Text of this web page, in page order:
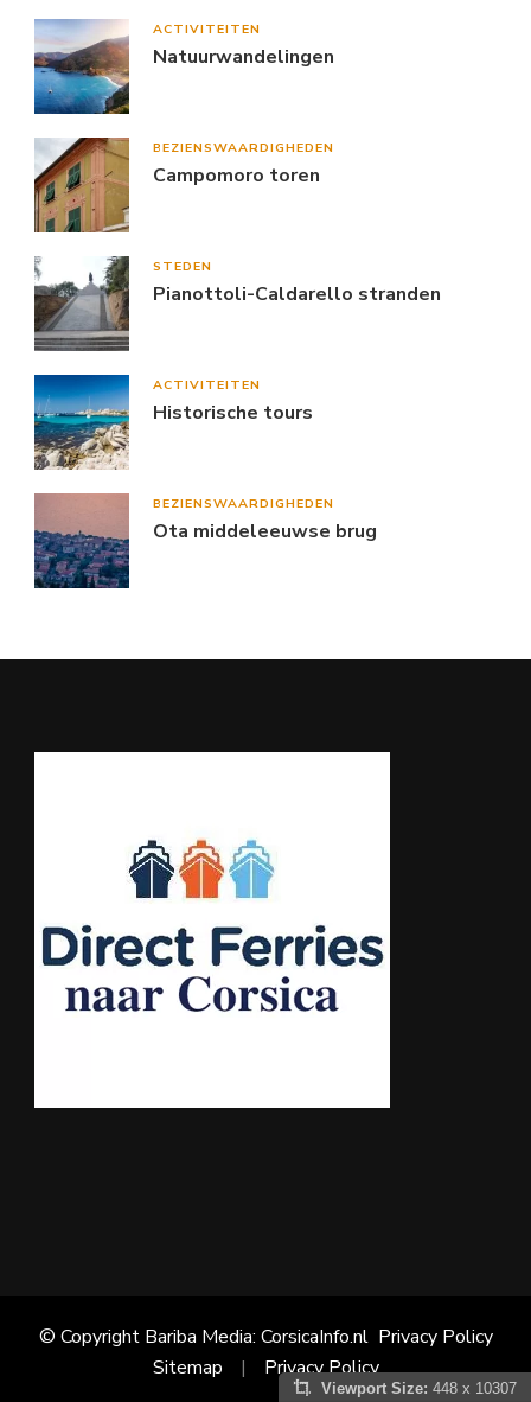
ACTIVITEITEN
Natuurwandelingen
BEZIENSWAARDIGHEDEN
Campomoro toren
STEDEN
Pianottoli-Caldarello stranden
ACTIVITEITEN
Historische tours
BEZIENSWAARDIGHEDEN
Ota middeleeuwse brug
© Copyright Bariba Media: CorsicaInfo.nl Privacy Policy
Sitemap
Privacy Policy
Viewport Size: 448 x 10307